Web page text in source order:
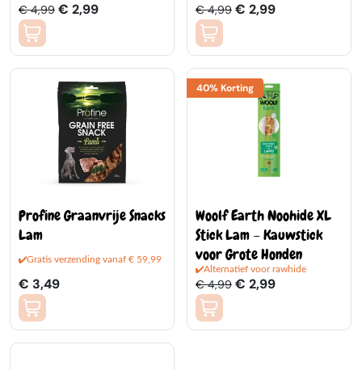
€ 4,99 € 2,99 € 4,99 € 2,99
Profine Graanvrije Snacks
Lam
Gratis verzending vanaf € 59,99
€ 3,49
40% Korting
Woolf Earth Noohide XL
Stick Lam – Kauwstick
voor Grote Honden
Alternatief voor rawhide
€ 4,99 € 2,99